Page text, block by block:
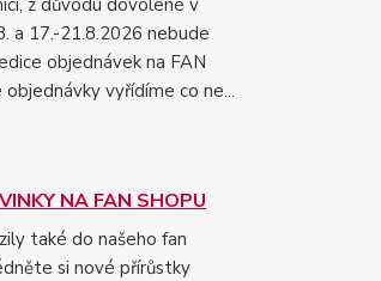
z důvodu dovolené v
a 17.-21.8.2026 nebude
objednávek na FAN
objednávky vyřídíme co ne...
NA FAN SHOPU
také do našeho fan
si nové přírůstky